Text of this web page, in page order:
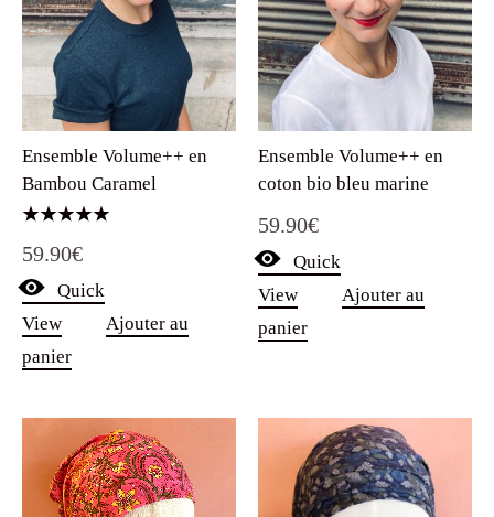
Ensemble Volume++ en
Bambou Caramel
5.00
59.90€
Quick
View
Ajouter au
panier
Ensemble Volume++ en
coton bio bleu marine
59.90€
Quick
View
Ajouter au
panier